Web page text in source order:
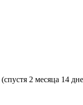
(спустя 2 месяца 14